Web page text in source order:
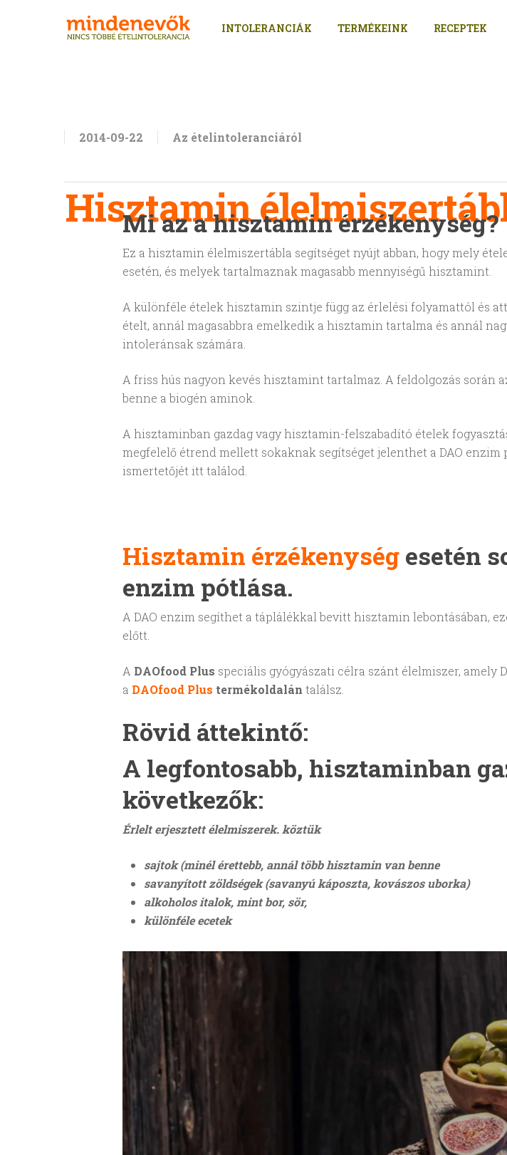
INTOLERANCIÁK TERMÉKEINK RECEPTEK
Hisztamin
2014-09-22 Az ételintoleranciáról
Mi az a hisztamin érzékenység?
Ez a hisztamin élelmiszertábla segítséget nyújt abban, hogy mely
esetén, és melyek tartalmaznak magasabb mennyiségű hisztamint.
A különféle ételek hisztamin szintje függ az érlelési folyamattól és
ételt, annál magasabbra emelkedik a hisztamin tartalma és annál
intoleránsak számára.
A friss hús nagyon kevés hisztamint tartalmaz. A feldolgozás
benne a biogén aminok.
A hisztaminban gazdag vagy hisztamin-felszabadító ételek
megfelelő étrend mellett sokaknak segítséget jelenthet a DAO enzim
ismertetőjét itt találod.
Hisztamin érzékenység esetén
enzim pótlása.
A DAO enzim segíthet a táplálékkal bevitt hisztamin lebontásában,
előtt.
A DAOfood Plus speciális gyógyászati célra szánt élelmiszer,
a DAOfood Plus termékoldalán találsz.
Rövid áttekintő:
A legfontosabb, hisztaminban
következők:
Érlelt erjesztett élelmiszerek. köztük
sajtok (minél érettebb, annál több hisztamin van benne
savanyított zöldségek (savanyú káposzta, kovászos uborka)
alkoholos italok, mint bor, sör,
különféle ecetek